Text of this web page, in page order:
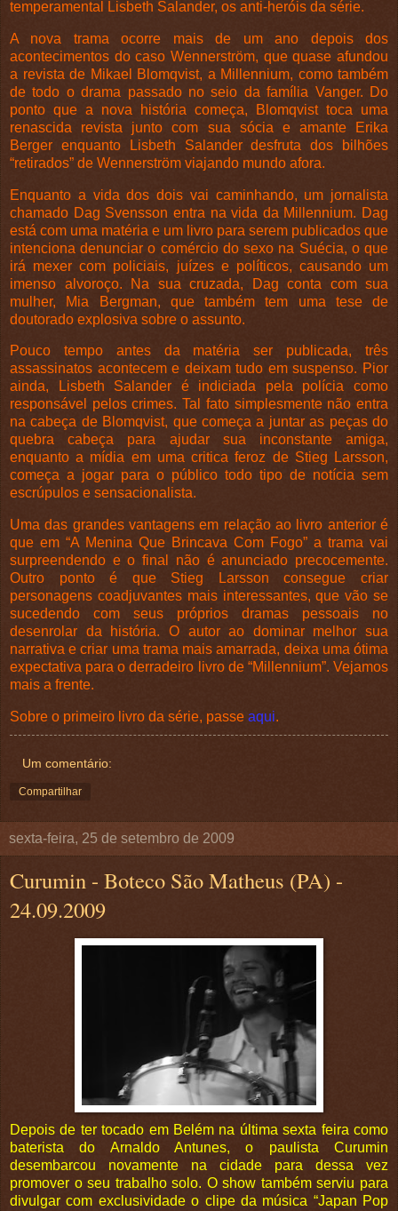
temperamental Lisbeth Salander, os anti-heróis da série.
A nova trama ocorre mais de um ano depois dos
acontecimentos do caso Wennerström, que quase afundou
a revista de Mikael Blomqvist, a Millennium, como também
de todo o drama passado no seio da família Vanger. Do
ponto que a nova história começa, Blomqvist toca uma
renascida revista junto com sua sócia e amante Erika
Berger enquanto Lisbeth Salander desfruta dos bilhões
“retirados” de Wennerström viajando mundo afora.
Enquanto a vida dos dois vai caminhando, um jornalista
chamado Dag Svensson entra na vida da Millennium. Dag
está com uma matéria e um livro para serem publicados que
intenciona denunciar o comércio do sexo na Suécia, o que
irá mexer com policiais, juízes e políticos, causando um
imenso alvoroço. Na sua cruzada, Dag conta com sua
mulher, Mia Bergman, que também tem uma tese de
doutorado explosiva sobre o assunto.
Pouco tempo antes da matéria ser publicada, três
assassinatos acontecem e deixam tudo em suspenso. Pior
ainda, Lisbeth Salander é indiciada pela polícia como
responsável pelos crimes. Tal fato simplesmente não entra
na cabeça de Blomqvist, que começa a juntar as peças do
quebra cabeça para ajudar sua inconstante amiga,
enquanto a mídia em uma critica feroz de Stieg Larsson,
começa a jogar para o público todo tipo de notícia sem
escrúpulos e sensacionalista.
Uma das grandes vantagens em relação ao livro anterior é
que em “A Menina Que Brincava Com Fogo” a trama vai
surpreendendo e o final não é anunciado precocemente.
Outro ponto é que Stieg Larsson consegue criar
personagens coadjuvantes mais interessantes, que vão se
sucedendo com seus próprios dramas pessoais no
desenrolar da história. O autor ao dominar melhor sua
narrativa e criar uma trama mais amarrada, deixa uma ótima
expectativa para o derradeiro livro de “Millennium”. Vejamos
mais a frente.
Sobre o primeiro livro da série, passe aqui.
Um comentário:
Compartilhar
sexta-feira, 25 de setembro de 2009
Curumin - Boteco São Matheus (PA) -
24.09.2009
Depois de ter tocado em Belém na última sexta feira como
baterista do Arnaldo Antunes, o paulista Curumin
desembarcou novamente na cidade para dessa vez
promover o seu trabalho solo. O show também serviu para
divulgar com exclusividade o clipe da música “Japan Pop